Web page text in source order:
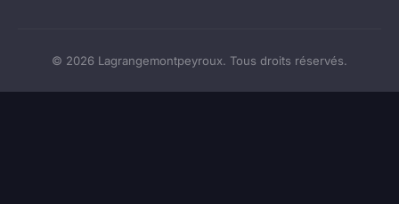
© 2026 Lagrangemontpeyroux. Tous droits réservés.